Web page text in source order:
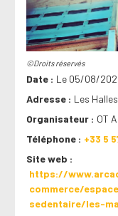
©Droits réservés
Date
Le 05/08/
Adresse
Les
Organisateur
OT
Téléphone
+33 5
Site web
https://
commerce/
sedentaire/les-